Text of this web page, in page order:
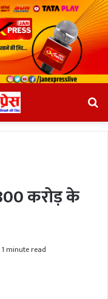
करोड़ के
1 minute read